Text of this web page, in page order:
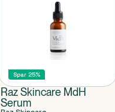
Spar 25%
Raz Skincare MdH
Serum